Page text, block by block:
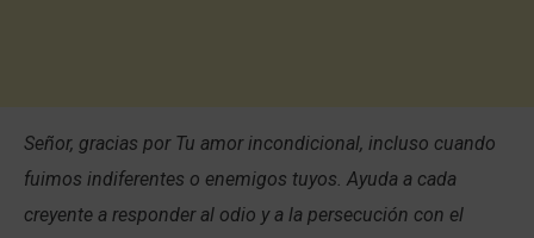
Señor, gracias por Tu amor incondicional, incluso cuando
fuimos indiferentes o enemigos tuyos. Ayuda a cada
creyente a responder al odio y a la persecución con el